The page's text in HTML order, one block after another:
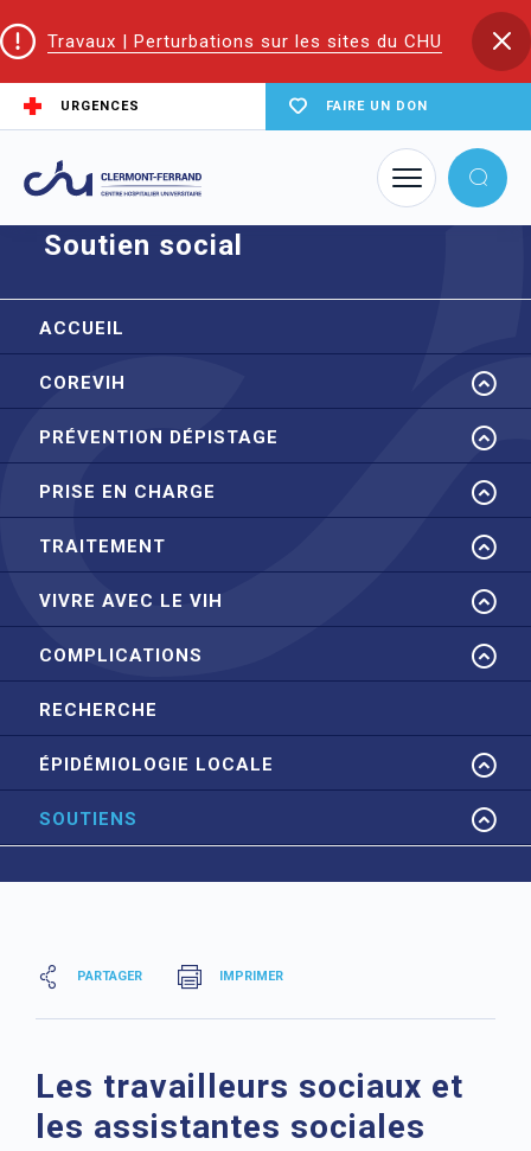
Travaux | Perturbations sur les sites du CHU
URGENCES FAIRE UN DON
Accueil Soutien social
Soutien social
ACCUEIL
COREVIH
PRÉVENTION DÉPISTAGE
PRISE EN CHARGE
TRAITEMENT
VIVRE AVEC LE VIH
COMPLICATIONS
RECHERCHE
ÉPIDÉMIOLOGIE LOCALE
SOUTIENS
PARTAGER IMPRIMER
Les travailleurs sociaux et
les assistantes sociales